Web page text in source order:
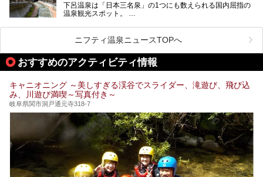
下呂温泉は「日本三名泉」の1つにも数えられる国内屈指の
温泉観光スポット。
のグルメを楽しんだり、周辺にある名所にも足を伸ばしたり
したいもの。
本記事では、下呂温泉エリアにあるおすすめの観光スポット
をご紹介するとともに散策する際のモデルコースもご提案。
下呂温泉観光をたっぷりとガイドします！
ニフティ温泉ニュースTOPへ
おすすめのアクティビティ情報
キャニオニング ～美しすぎる渓谷でスライダー、滝遊び、飛び込
み、川遊び満喫～写真付き～
岐阜県関市洞戸通元寺318-7